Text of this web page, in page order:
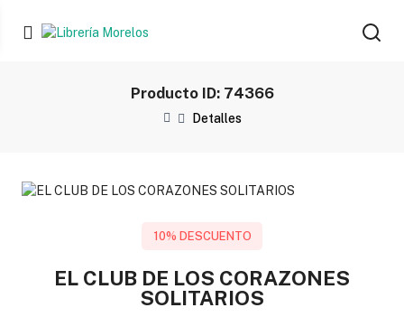
Producto ID: 74366
Detalles
10% DESCUENTO
EL CLUB DE LOS CORAZONES
SOLITARIOS